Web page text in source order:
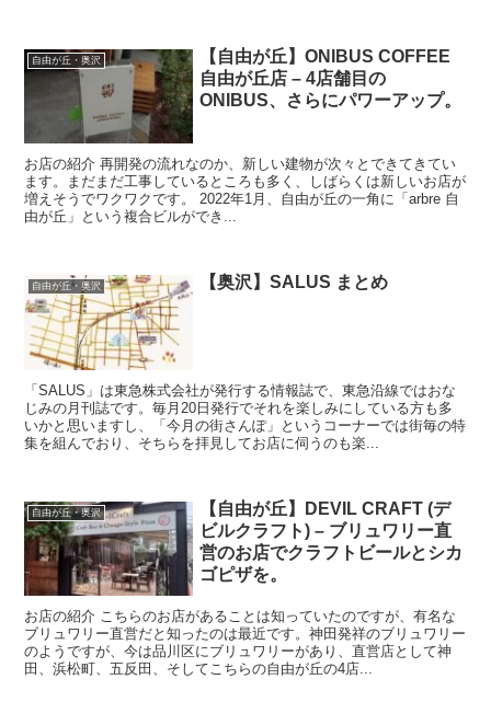
自由が丘・奥沢
【自由が丘】ONIBUS COFFEE
自由が丘店 – 4店舗目の
ONIBUS、さらにパワーアップ。
お店の紹介 再開発の流れなのか、新しい建物が次々とできてきてい
ます。まだまだ工事しているところも多く、しばらくは新しいお店が
増えそうでワクワクです。 2022年1月、自由が丘の一角に「arbre 自
由が丘」という複合ビルができ...
自由が丘・奥沢 【奥沢】SALUS まとめ
「SALUS」は東急株式会社が発行する情報誌で、東急沿線ではおな
じみの月刊誌です。毎月20日発行でそれを楽しみにしている方も多
いかと思いますし、「今月の街さんぽ」というコーナーでは街毎の特
集を組んでおり、そちらを拝見してお店に伺うのも楽...
自由が丘・奥沢
【自由が丘】DEVIL CRAFT (デ
ビルクラフト) – ブリュワリー直
営のお店でクラフトビールとシカ
ゴピザを。
お店の紹介 こちらのお店があることは知っていたのですが、有名な
ブリュワリー直営だと知ったのは最近です。神田発祥のブリュワリー
のようですが、今は品川区にブリュワリーがあり、直営店として神
田、浜松町、五反田、そしてこちらの自由が丘の4店...